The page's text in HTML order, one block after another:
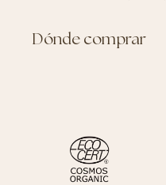
Dónde comprar